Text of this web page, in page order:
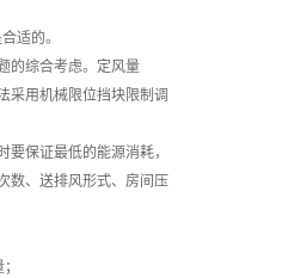
适的。
的综合考虑。定风量
采用机械限位挡块限制调
保证最低的能源消耗，
数、送排风形式、房间压